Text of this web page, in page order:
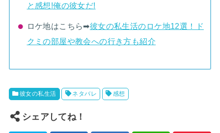
と感想!俺の彼女だ!
ロケ地はこちら➡︎彼女の私生活のロケ地12選！ド
クミの部屋や教会への行き方も紹介
彼女の私生活 ネタバレ 感想
シェアしてね！